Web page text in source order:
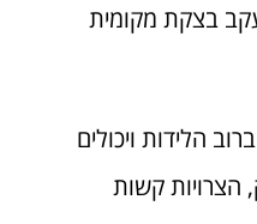
בצקת מקומית
הלידות ויכולים
הצרויות קשות